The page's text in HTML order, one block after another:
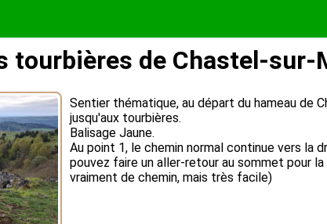
tourbières de Chastel-sur-
Sentier thématique, au départ du hameau de
jusqu'aux tourbières.
Balisage Jaune.
Au point 1, le chemin normal continue vers la
pouvez faire un aller-retour au sommet pour la
vraiment de chemin, mais très facile)